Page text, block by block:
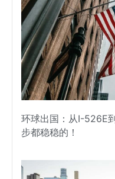
环球出国：从I-526E
步都稳稳的！